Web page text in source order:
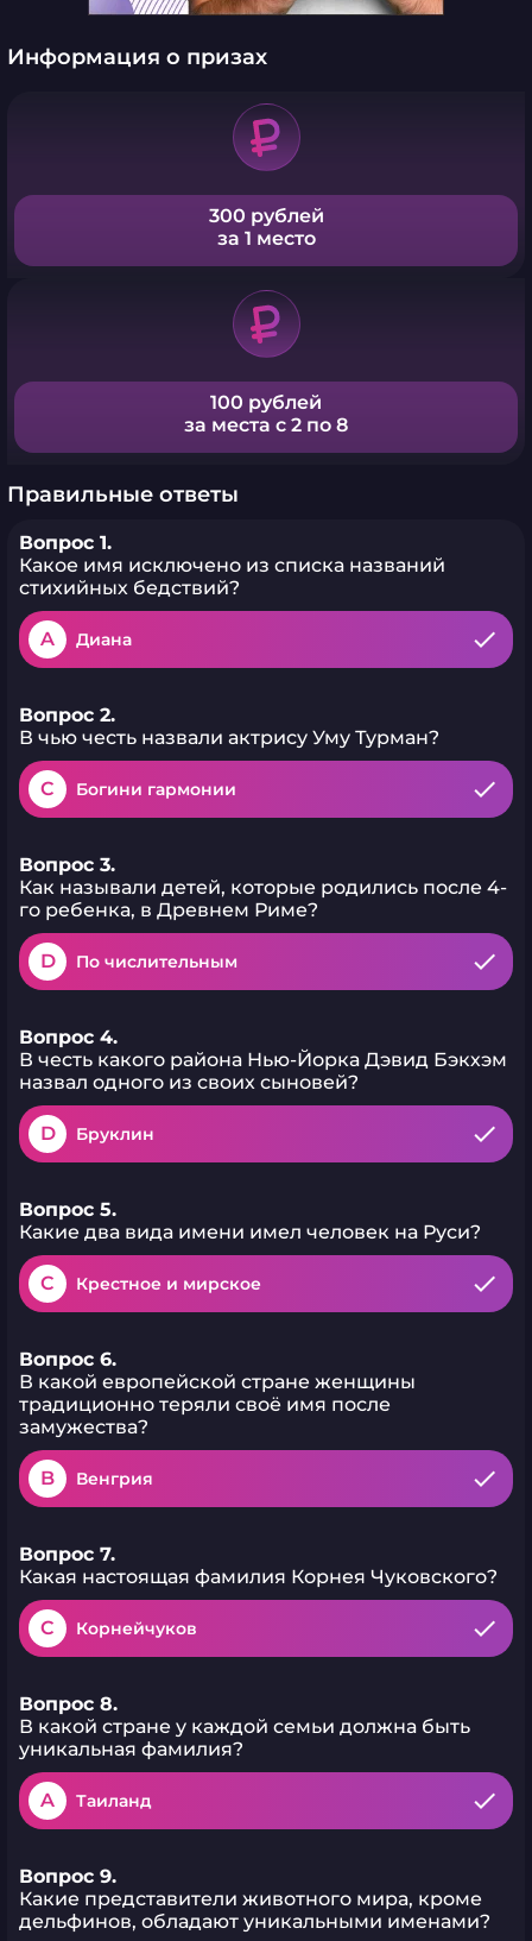
Информация о призах
300 рублей
за 1 место
100 рублей
за места с 2 по 8
Правильные ответы
Вопрос 1.
Какое имя исключено из списка названий
стихийных бедствий?
A Диана
Вопрос 2.
В чью честь назвали актрису Уму Турман?
C Богини гармонии
Вопрос 3.
Как называли детей, которые родились после 4-
го ребенка, в Древнем Риме?
D По числительным
Вопрос 4.
В честь какого района Нью-Йорка Дэвид Бэкхэм
назвал одного из своих сыновей?
D Бруклин
Вопрос 5.
Какие два вида имени имел человек на Руси?
C Крестное и мирское
Вопрос 6.
В какой европейской стране женщины
традиционно теряли своё имя после
замужества?
B Венгрия
Вопрос 7.
Какая настоящая фамилия Корнея Чуковского?
C Корнейчуков
Вопрос 8.
В какой стране у каждой семьи должна быть
уникальная фамилия?
A Таиланд
Вопрос 9.
Какие представители животного мира, кроме
дельфинов, обладают уникальными именами?